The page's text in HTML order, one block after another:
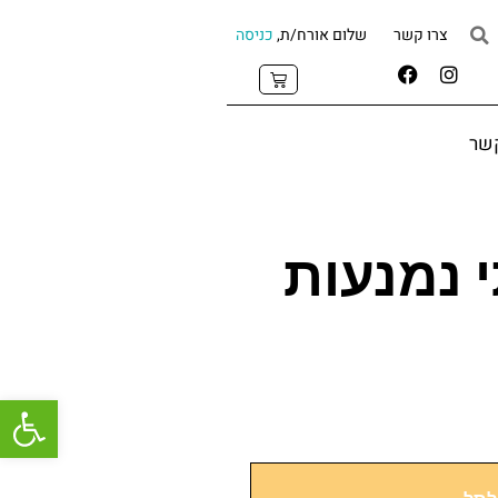
צרו קשר שלום אורח/ת,כניסה
נמנעות